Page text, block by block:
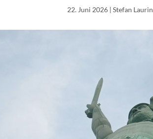
22. Juni 2026 | Stefan Laurin